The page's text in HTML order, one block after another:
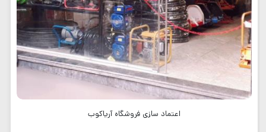
اعتماد سازی فروشگاه آریاکوب